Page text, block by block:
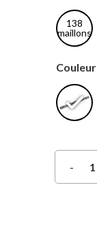
138
maillons
Couleur